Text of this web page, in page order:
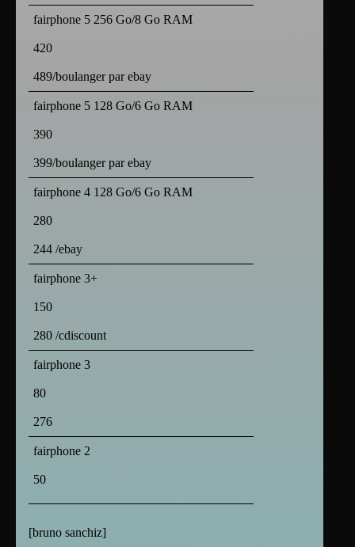
fairphone 5 256 Go/8 Go RAM
420
489/boulanger par ebay
fairphone 5 128 Go/6 Go RAM
390
399/boulanger par ebay
fairphone 4 128 Go/6 Go RAM
280
244 /ebay
fairphone 3+
150
280 /cdiscount
fairphone 3
80
276
fairphone 2
50
[bruno sanchiz]